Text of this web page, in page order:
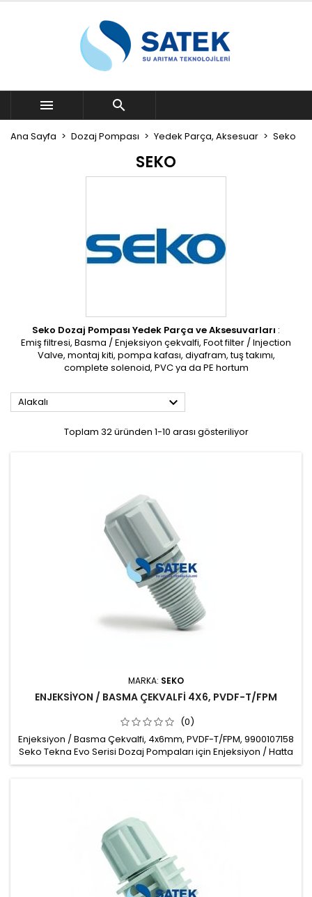
 
Ana Sayfa Dozaj Pompası Yedek Parça, Aksesuar Seko
SEKO
Seko Dozaj Pompası Yedek Parça ve Aksesuvarları :
Emiş filtresi, Basma / Enjeksiyon çekvalfi, Foot filter / Injection
Valve, montaj kiti, pompa kafası, diyafram, tuş takımı,
complete solenoid, PVC ya da PE hortum
Alakalı 
Toplam 32 üründen 1-10 arası gösteriliyor
MARKA: SEKO
ENJEKSİYON / BASMA ÇEKVALFİ 4X6, PVDF-T/FPM
(0)
Enjeksiyon / Basma Çekvalfi, 4x6mm, PVDF-T/FPM, 9900107158
Seko Tekna Evo Serisi Dozaj Pompaları için Enjeksiyon / Hatta
Basma Çekvalfi, Injection valve Malzeme: PVDF-T Hortum